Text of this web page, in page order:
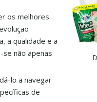
os melhores
a qualidade e a
não apenas
lo a navegar
de